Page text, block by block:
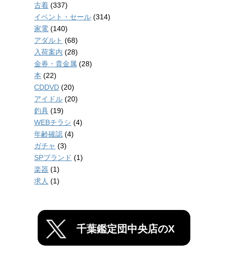
古着 (337)
イベント・セール (314)
家電 (140)
アダルト (68)
入荷案内 (28)
金券・貴金属 (28)
本 (22)
CDDVD (20)
アイドル (20)
釣具 (19)
WEBチラシ (4)
年齢確認 (4)
ガチャ (3)
SPブランド (1)
楽器 (1)
求人 (1)
千葉鑑定団中央店のX